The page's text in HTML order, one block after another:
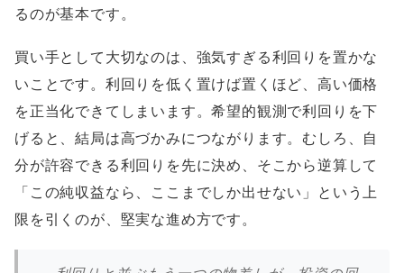
るのが基本です。
買い手として大切なのは、強気すぎる利回りを置かな
いことです。利回りを低く置けば置くほど、高い価格
を正当化できてしまいます。希望的観測で利回りを下
げると、結局は高づかみにつながります。むしろ、自
分が許容できる利回りを先に決め、そこから逆算して
「この純収益なら、ここまでしか出せない」という上
限を引くのが、堅実な進め方です。